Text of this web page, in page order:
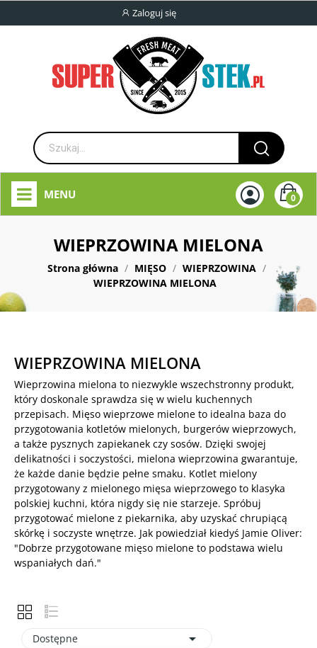
Zaloguj się
0
MENU
WIEPRZOWINA MIELONA
Strona główna MIĘSO
WIEPRZOWINA
WIEPRZOWINA MIELONA
WIEPRZOWINA MIELONA
Wieprzowina mielona to niezwykle wszechstronny produkt,
który doskonale sprawdza się w wielu kuchennych
przepisach. Mięso wieprzowe mielone to idealna baza do
przygotowania kotletów mielonych, burgerów wieprzowych,
a także pysznych zapiekanek czy sosów. Dzięki swojej
delikatności i soczystości, mielona wieprzowina gwarantuje,
że każde danie będzie pełne smaku. Kotlet mielony
przygotowany z mielonego mięsa wieprzowego to klasyka
polskiej kuchni, która nigdy się nie starzeje. Spróbuj
przygotować mielone z piekarnika, aby uzyskać chrupiącą
skórkę i soczyste wnętrze. Jak powiedział kiedyś Jamie Oliver:
"Dobrze przygotowane mięso mielone to podstawa wielu
wspaniałych dań."
Dostępne 